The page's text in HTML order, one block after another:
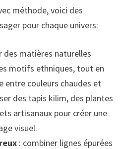
méthode, voici des
pour chaque univers:
des matières naturelles
motifs ethniques, tout en
entre couleurs chaudes et
des tapis kilim, des plantes
artisanaux pour créer une
visuel.
: combiner lignes épurées